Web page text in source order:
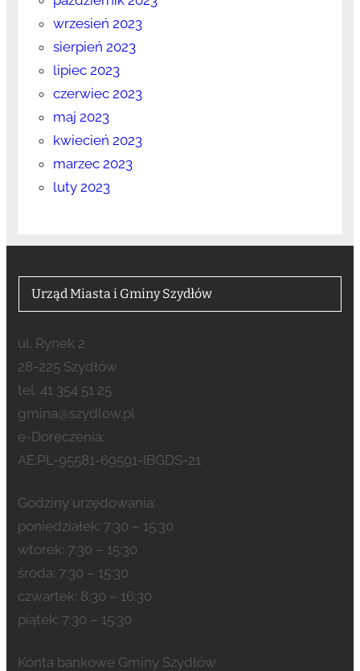
wrzesień 2023
sierpień 2023
lipiec 2023
czerwiec 2023
maj 2023
kwiecień 2023
marzec 2023
luty 2023
Urząd Miasta i Gminy Szydłów
ul. Rynek 2
28-225 Szydłów
tel. 41 354 51 25
gmina@szydlow.pl
e-Doręczenia:
AE:PL-95581-69591-IBGDS-21
Godziny urzędowania:
poniedziałek: 7:30 – 15:30
wtorek: 7:30 – 15:30
środa: 7:30 – 15:30
czwartek: 8:30 – 16:30
piątek: 7:30 – 15:30
Konta bankowe Gminy Szydłów